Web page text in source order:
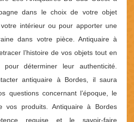
dans le choix de votre objet
intérieur ou pour apporter une
dans votre pièce. Antiquaire à
l’histoire de vos objets tout en
déterminer leur authenticité.
antiquaire à Bordes, il saura
questions concernant l’époque, le
produits. Antiquaire à Bordes
requise et le savoir-faire